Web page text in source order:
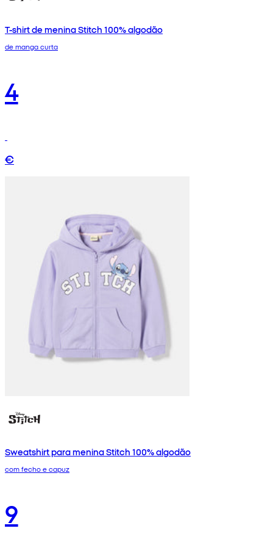
T-shirt de menina Stitch 100% algodão
de manga curta
4
€
Sweatshirt para menina Stitch 100% algodão
com fecho e capuz
9